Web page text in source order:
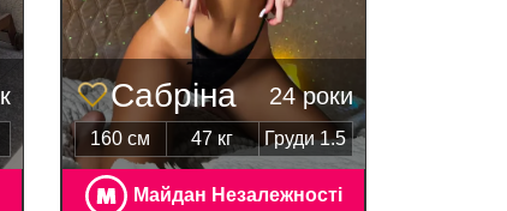
Сабріна 24 роки
160 см 47 кг Груди 1.5
Майдан Незалежності